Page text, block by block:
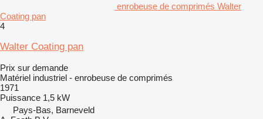
enrobeuse de comprimés Walter
Coating pan
4
Walter Coating pan
Prix sur demande
Matériel industriel - enrobeuse de comprimés
1971
Puissance 1,5 kW
Pays-Bas, Barneveld